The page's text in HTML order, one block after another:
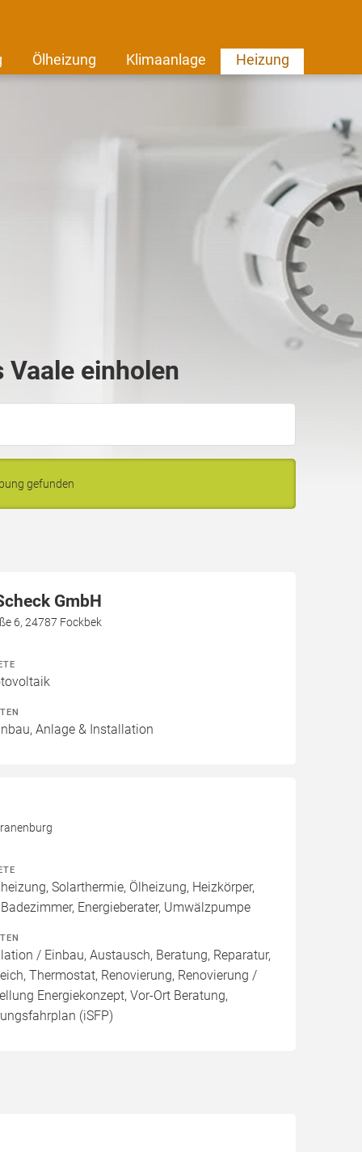
Ölheizung Klimaanlage Heizung
einholen
gefunden
GmbH
6, 24787 Fockbek
Anlage & Installation
Solarthermie, Ölheizung, Heizkörper,
Energieberater, Umwälzpumpe
/ Einbau, Austausch, Beratung, Reparatur,
Thermostat, Renovierung, Renovierung /
Energiekonzept, Vor-Ort Beratung,
(iSFP)